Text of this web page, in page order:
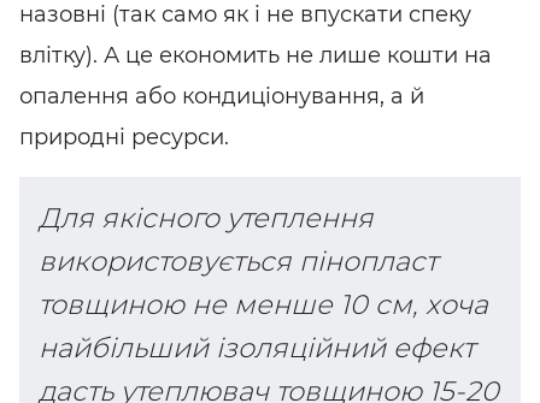
назовні (так само як і не впускати спеку
влітку). А це економить не лише кошти на
опалення або кондиціонування, а й
природні ресурси.
Для якісного утеплення
використовується пінопласт
товщиною не менше 10 см, хоча
найбільший ізоляційний ефект
дасть утеплювач товщиною 15-20